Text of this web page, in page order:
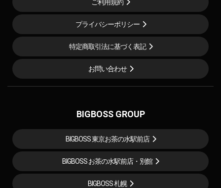
ご利用規約
プライバシーポリシー
特定商取引法に基づく表記
お問い合わせ
BIGBOSS GROUP
BIGBOSS 東京お茶の水駅前店
BIGBOSS お茶の水駅前店・別館
BIGBOSS 札幌